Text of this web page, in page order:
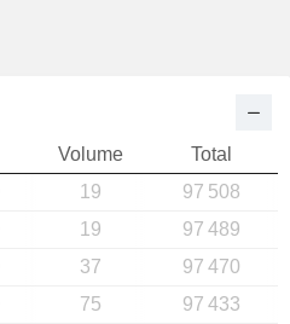
Volume
Total
19
97 508
19
97 489
37
97 470
75
97 433